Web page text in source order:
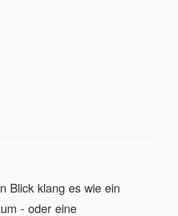
Blick klang es wie ein
- oder eine